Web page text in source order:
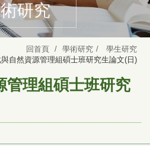
研究
回首頁 學術研究
學生研究
自然資源管理組碩士班研究生論文(日)
管理組碩士班研究